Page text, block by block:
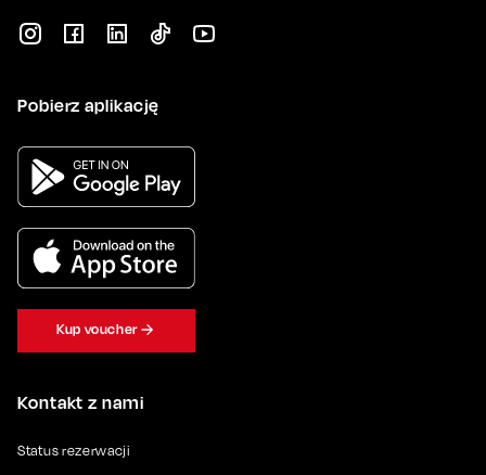
Kontakt z nami
Status rezerwacji
Pobierz aplikację
Kup voucher